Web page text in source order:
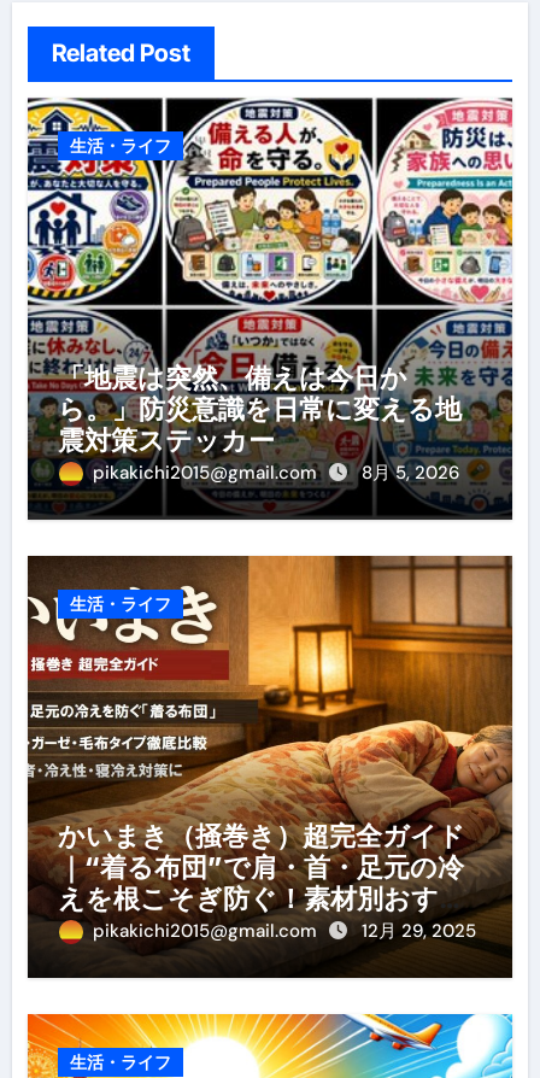
Related Post
生活・ライフ
「地震は突然、備えは今日か
ら。」防災意識を日常に変える地
震対策ステッカー
pikakichi2015@gmail.com 8月 5, 2026
生活・ライフ
かいまき（掻巻き）超完全ガイド
｜“着る布団”で肩・首・足元の冷
えを根こそぎ防ぐ！素材別おすす
め・選び方・洗い方・Q&Aまで
pikakichi2015@gmail.com 12月 29, 2025
生活・ライフ